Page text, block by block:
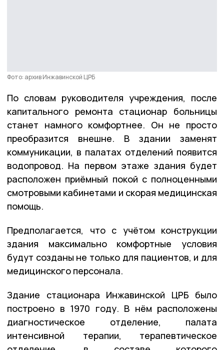
Фото: архив Инжавинской ЦРБ
По словам руководителя учреждения, после
капитального ремонта стационар больницы
станет намного комфортнее. Он не просто
преобразится внешне. В здании заменят
коммуникации, в палатах отделений появится
водопровод. На первом этаже здания будет
расположен приёмный покой с полноценными
смотровыми кабинетами и скорая медицинская
помощь.
Предполагается, что с учётом конструкции
здания максимально комфортные условия
будут созданы не только для пациентов, и для
медицинского персонала.
Здание стационара Инжавинской ЦРБ было
построено в 1970 году. В нём расположены
диагностическое отделение, палата
интенсивной терапии, терапевтическое